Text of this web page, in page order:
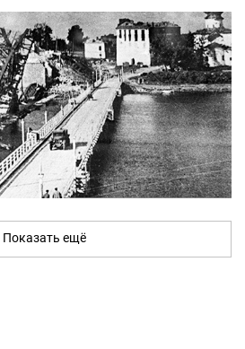
Показать ещё